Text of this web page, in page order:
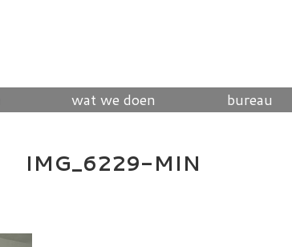
wat we doen bureau
IMG_6229-MIN